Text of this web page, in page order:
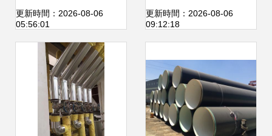
防腐保溫管道全解
析
更新時間：2026-08-06
05:56:01
管與管件
更新時間：2026-08-06
09:12:18